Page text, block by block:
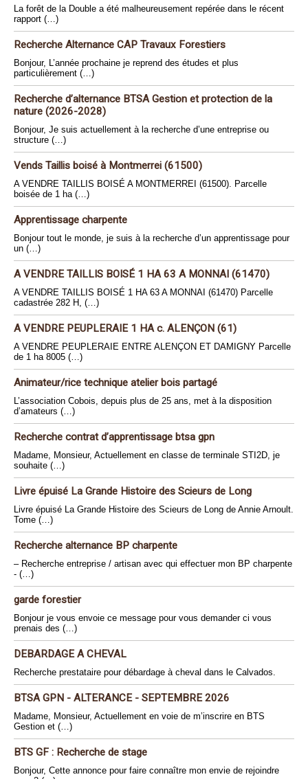
La forêt de la Double a été malheureusement repérée dans le récent
rapport (…)
Recherche Alternance CAP Travaux Forestiers
Bonjour, L’année prochaine je reprend des études et plus
particulièrement (…)
Recherche d’alternance BTSA Gestion et protection de la
nature (2026-2028)
Bonjour, Je suis actuellement à la recherche d’une entreprise ou
structure (…)
Vends Taillis boisé à Montmerrei (61500)
A VENDRE TAILLIS BOISÉ A MONTMERREI (61500). Parcelle
boisée de 1 ha (…)
Apprentissage charpente
Bonjour tout le monde, je suis à la recherche d’un apprentissage pour
un (…)
A VENDRE TAILLIS BOISÉ 1 HA 63 A MONNAI (61470)
A VENDRE TAILLIS BOISÉ 1 HA 63 A MONNAI (61470) Parcelle
cadastrée 282 H, (…)
A VENDRE PEUPLERAIE 1 HA c. ALENÇON (61)
A VENDRE PEUPLERAIE ENTRE ALENÇON ET DAMIGNY Parcelle
de 1 ha 8005 (…)
Animateur/rice technique atelier bois partagé
L’association Cobois, depuis plus de 25 ans, met à la disposition
d’amateurs (…)
Recherche contrat d’apprentissage btsa gpn
Madame, Monsieur, Actuellement en classe de terminale STI2D, je
souhaite (…)
Livre épuisé La Grande Histoire des Scieurs de Long
Livre épuisé La Grande Histoire des Scieurs de Long de Annie Arnoult.
Tome (…)
Recherche alternance BP charpente
– Recherche entreprise / artisan avec qui effectuer mon BP charpente
- (…)
garde forestier
Bonjour je vous envoie ce message pour vous demander ci vous
prenais des (…)
DEBARDAGE A CHEVAL
Recherche prestataire pour débardage à cheval dans le Calvados.
BTSA GPN - ALTERANCE - SEPTEMBRE 2026
Madame, Monsieur, Actuellement en voie de m’inscrire en BTS
Gestion et (…)
BTS GF : Recherche de stage
Bonjour, Cette annonce pour faire connaître mon envie de rejoindre